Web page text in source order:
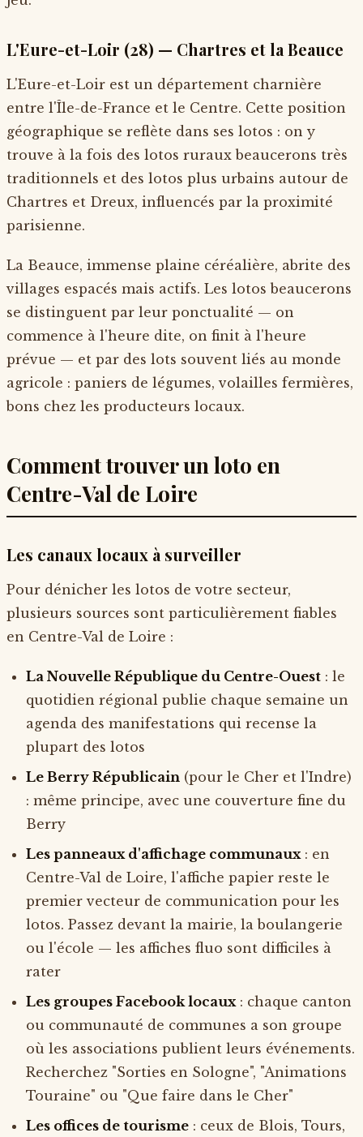
L'Eure-et-Loir (28) — Chartres et la Beauce
L'Eure-et-Loir est un département charnière
entre l'Île-de-France et le Centre. Cette position
géographique se reflète dans ses lotos : on y
trouve à la fois des lotos ruraux beaucerons très
traditionnels et des lotos plus urbains autour de
Chartres et Dreux, influencés par la proximité
parisienne.
La Beauce, immense plaine céréalière, abrite des
villages espacés mais actifs. Les lotos beaucerons
se distinguent par leur ponctualité — on
commence à l'heure dite, on finit à l'heure
prévue — et par des lots souvent liés au monde
agricole : paniers de légumes, volailles fermières,
bons chez les producteurs locaux.
Comment trouver un loto en
Centre-Val de Loire
Les canaux locaux à surveiller
Pour dénicher les lotos de votre secteur,
plusieurs sources sont particulièrement fiables
en Centre-Val de Loire :
La Nouvelle République du Centre-Ouest : le
quotidien régional publie chaque semaine un
agenda des manifestations qui recense la
plupart des lotos
Le Berry Républicain (pour le Cher et l'Indre)
: même principe, avec une couverture fine du
Berry
Les panneaux d'affichage communaux : en
Centre-Val de Loire, l'affiche papier reste le
premier vecteur de communication pour les
lotos. Passez devant la mairie, la boulangerie
ou l'école — les affiches fluo sont difficiles à
rater
Les groupes Facebook locaux : chaque canton
ou communauté de communes a son groupe
où les associations publient leurs événements.
Recherchez "Sorties en Sologne", "Animations
Touraine" ou "Que faire dans le Cher"
Les offices de tourisme : ceux de Blois, Tours,